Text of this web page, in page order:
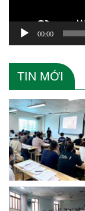
00:00
TIN MỚI